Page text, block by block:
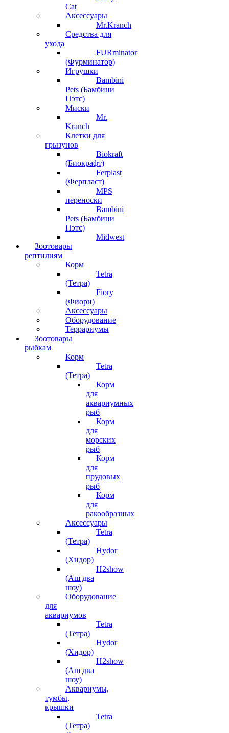
Cat
Аксессуары
Mr.Kranch
Средства для
ухода
FURminator
(Фурминатор)
Игрушки
Bambini
Pets (Бамбини
Пэтс)
Миски
Mr.
Kranch
Клетки для
грызунов
Biokraft
(Биокрафт)
Ferplast
(Ферпласт)
MPS
переноски
Bambini
Pets (Бамбини
Пэтс)
Midwest
Зоотовары
рептилиям
Корм
Tetra
(Тетра)
Fiory
(Фиори)
Аксессуары
Оборудование
Террариумы
Зоотовары
рыбкам
Корм
Tetra
(Тетра)
Корм
для
аквариумных
рыб
Корм
для
морских
рыб
Корм
для
прудовых
рыб
Корм
для
ракообразных
Аксессуары
Tetra
(Тетра)
Hydor
(Хидор)
H2show
(Аш два
шоу)
Оборудование
для
аквариумов
Tetra
(Тетра)
Hydor
(Хидор)
H2show
(Аш два
шоу)
Аквариумы,
тумбы,
крышки
Tetra
(Тетра)